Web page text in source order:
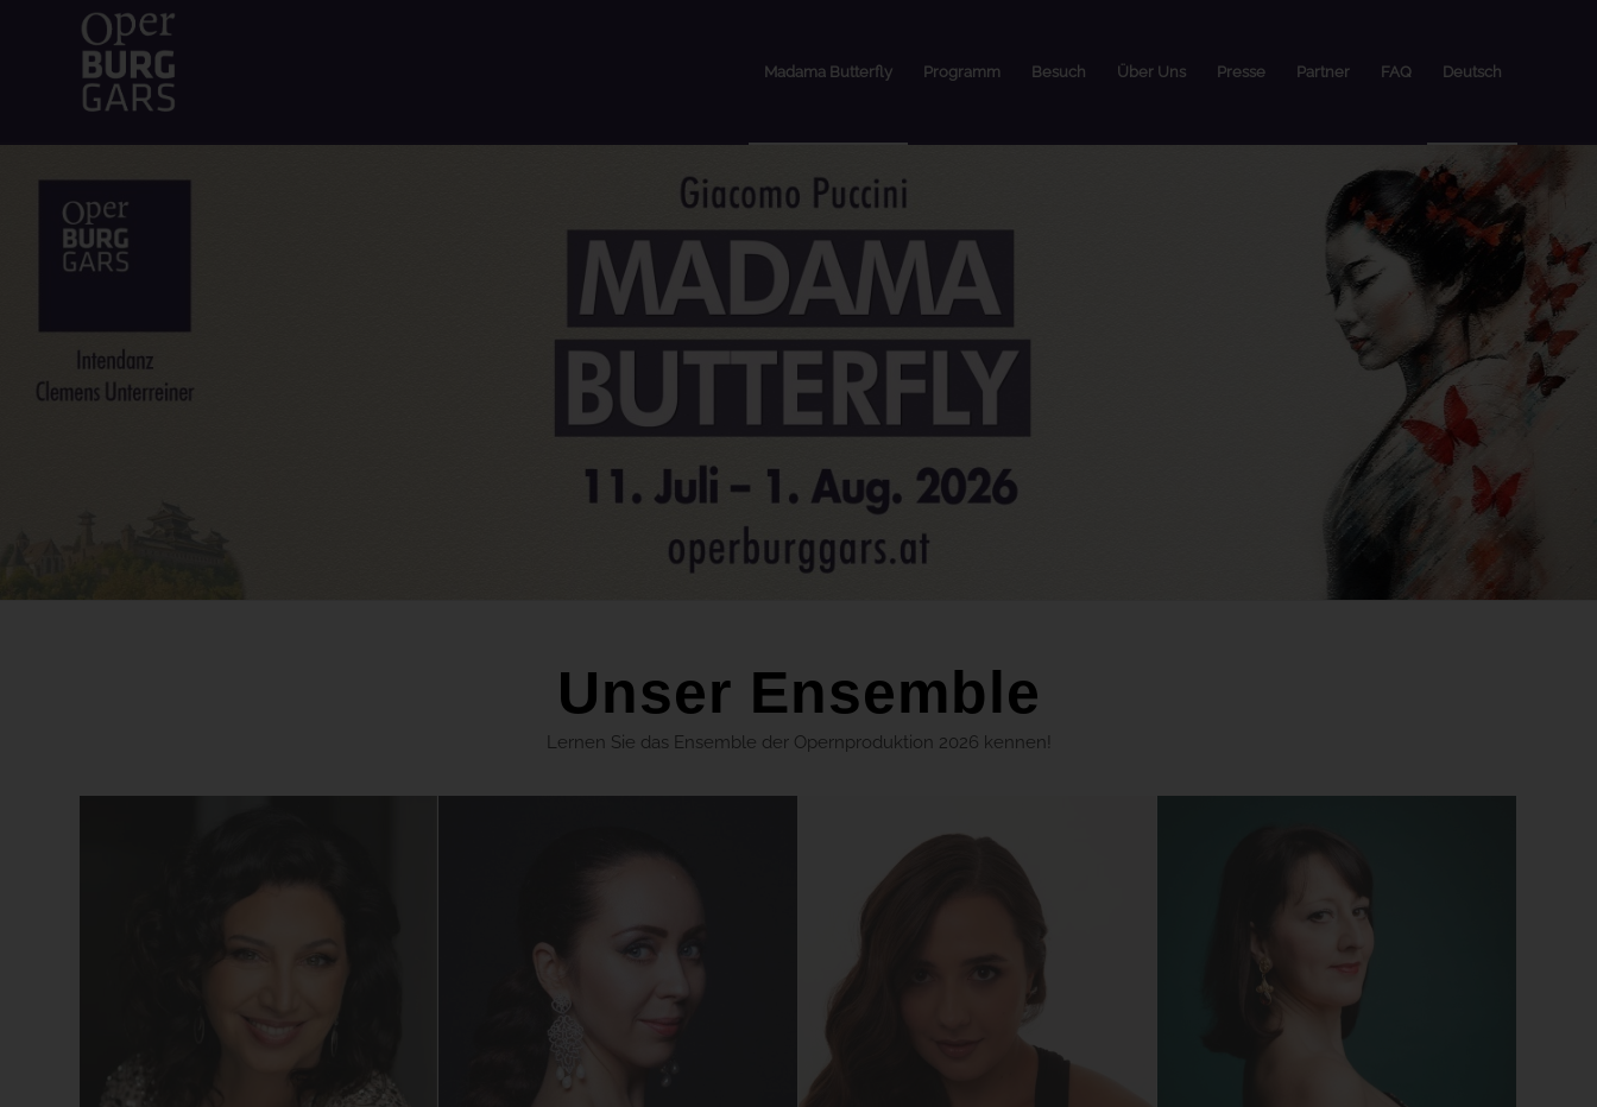
Madama Butterfly Programm Besuch Über Uns Presse Partner FAQ Deutsch
Unser Ensemble
Lernen Sie das Ensemble der Opernproduktion 2026 kennen!